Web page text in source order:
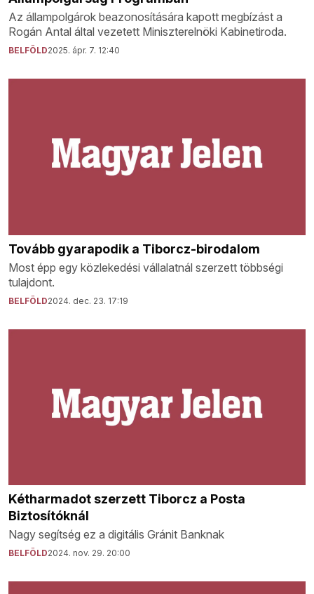
Az állampolgárok beazonosítására kapott megbízást a
Rogán Antal által vezetett Miniszterelnöki Kabinetiroda.
BELFÖLD2025. ápr. 7. 12:40
Tovább gyarapodik a Tiborcz-birodalom
Most épp egy közlekedési vállalatnál szerzett többségi
tulajdont.
BELFÖLD2024. dec. 23. 17:19
Kétharmadot szerzett Tiborcz a Posta
Biztosítóknál
Nagy segítség ez a digitális Gránit Banknak
BELFÖLD2024. nov. 29. 20:00